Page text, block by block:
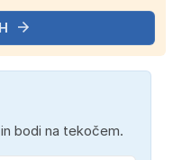
bodi na tekočem.